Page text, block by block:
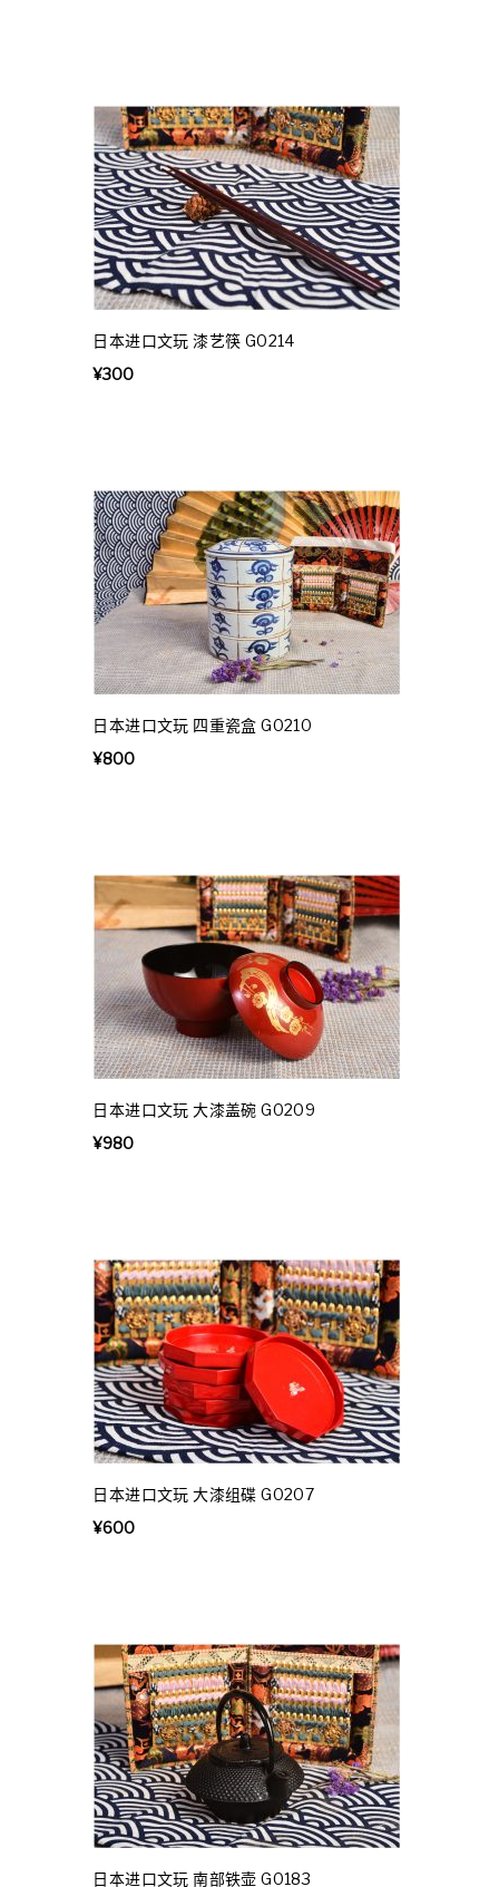
日本进口文玩 漆艺筷 G0214
¥300
日本进口文玩 四重瓷盒 G0210
¥800
日本进口文玩 大漆盖碗 G0209
¥980
日本进口文玩 大漆组碟 G0207
¥600
日本进口文玩 南部铁壶 G0183